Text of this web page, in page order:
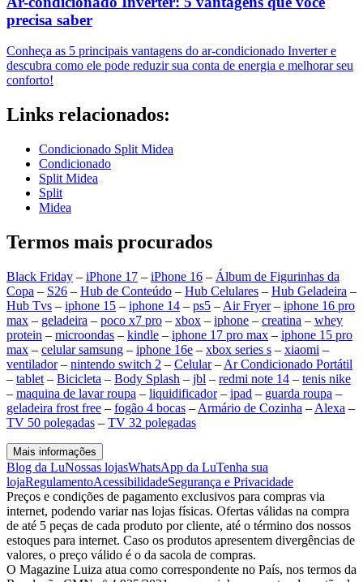
precisa saber
Conheça as 5 principais vantagens do ar-condicionado Inverter e
descubra como ele pode reduzir sua conta de energia e melhorar seu
conforto!
Links relacionados:
Condicionado Split Midea
Condicionado
Split Midea
Split
Midea
Termos mais procurados
Black Friday – iPhone 17 – iPhone 16 – Álbum de Figurinhas da
Copa – S26 – Hub de Conteúdo – Hub Celulares – Hub Geladeira –
Hub Tvs – iphone 15 – iphone 14 – ps5 – Air Fryer– iphone 16 pro
max – geladeira – poco x7 pro – xbox – iphone – creatina – whey
protein – microondas – kindle – iphone 17 pro max – iphone 15 pro
max – celular samsung – iphone 16e – xbox series s – xiaomi –
ventilador– nintendo switch 2 – Celular– Ar Condicionado Portátil
– tablet – Bicicleta – Body Splash – jbl – redmi note 14 – tenis nike
– maquina de lavar roupa – liquidificador– ipad – guarda roupa –
geladeira frost free – fogão 4 bocas – Armário de Cozinha – Alexa –
TV 50 polegadas – TV 32 polegadas
Mais informações
Blog da LuNossas lojasWhatsApp da LuTenha sua
lojaRegulamentoAcessibilidadeSegurança e Privacidade
Preços e condições de pagamento exclusivos para compras via
internet, podendo variar nas lojas físicas. Ofertas válidas na compra
de até 5 peças de cada produto por cliente, até o término dos nossos
estoques para internet. Caso os produtos apresentem divergências de
valores, o preço válido é o da sacola de compras.
O Magazine Luiza atua como correspondente no País, nos termos da